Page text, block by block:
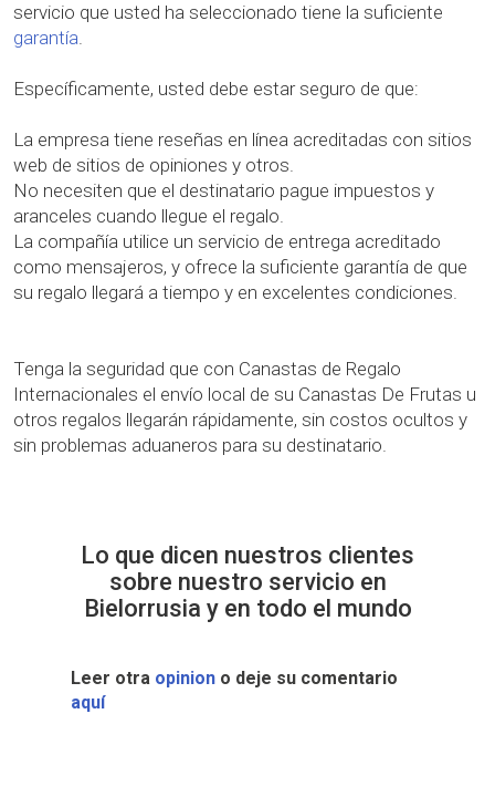
servicio que usted ha seleccionado tiene la suficiente
garantía.
Específicamente, usted debe estar seguro de que:
La empresa tiene reseñas en línea acreditadas con sitios
web de sitios de opiniones y otros.
No necesiten que el destinatario pague impuestos y
aranceles cuando llegue el regalo.
La compañía utilice un servicio de entrega acreditado
como mensajeros, y ofrece la suficiente garantía de que
su regalo llegará a tiempo y en excelentes condiciones.
Tenga la seguridad que con Canastas de Regalo
Internacionales el envío local de su Canastas De Frutas u
otros regalos llegarán rápidamente, sin costos ocultos y
sin problemas aduaneros para su destinatario.
Lo que dicen nuestros clientes
sobre nuestro servicio en
Bielorrusia y en todo el mundo
Leer otra opiniono deje su comentario
aquí